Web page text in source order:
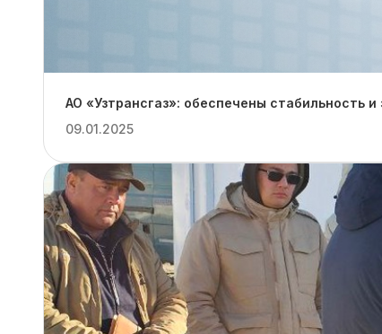
АО «Узтрансгаз»: обеспечены стабильность
09.01.2025